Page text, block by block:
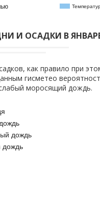
И ОСАДКИ В
как правило при
гисметео
моросящий дождь.
дождь
дождь